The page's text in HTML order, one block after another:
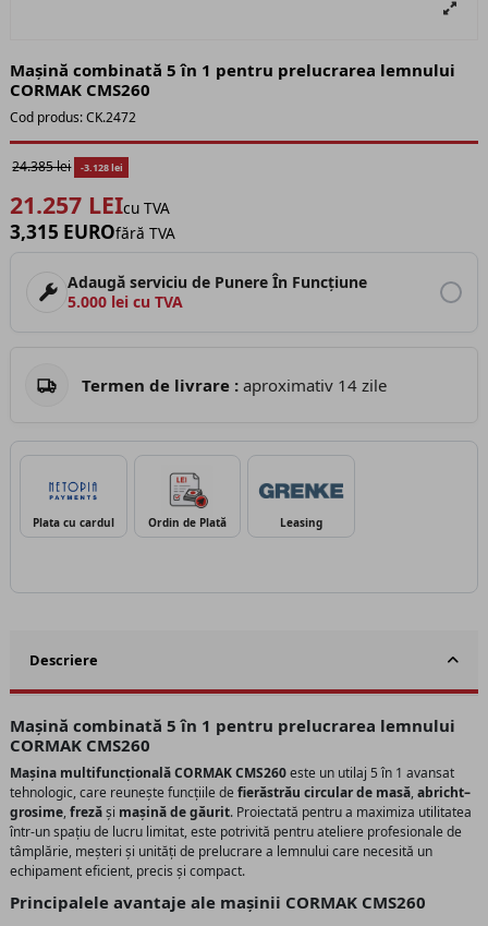
Mașină combinată 5 în 1 pentru prelucrarea lemnului
CORMAK CMS260
Cod produs:CK.2472
24.385 lei -3.128 lei
21.257 LEIcu TVA
3,315 EUROfără TVA
Adaugă serviciu de Punere În Funcțiune
5.000 lei cu TVA
Termen de livrare : aproximativ 14 zile
Plata cu cardul Ordin de Plată Leasing
Descriere
Mașină combinată 5 în 1 pentru prelucrarea lemnului
CORMAK CMS260
Mașina multifuncțională CORMAK CMS260este un utilaj 5 în 1 avansat
tehnologic, care reunește funcțiile de fierăstrău circular de masă,abricht–
grosime,frezăși mașină de găurit. Proiectată pentru a maximiza utilitatea
într-un spațiu de lucru limitat, este potrivită pentru ateliere profesionale de
tâmplărie, meșteri și unități de prelucrare a lemnului care necesită un
echipament eficient, precis și compact.
Principalele avantaje ale mașinii CORMAK CMS260